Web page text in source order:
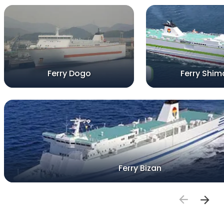
Ferry Dogo Ferry
Ferry Bizan